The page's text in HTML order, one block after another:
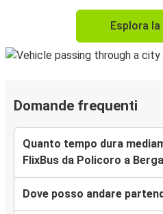
Esplora la
Domande frequenti
Quanto tempo dura
FlixBus da Policoro a
Dove posso andare